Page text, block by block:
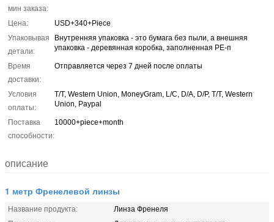
мин заказа:
Цена:
USD+340+Piece
Упаковывая
детали:
Внутренняя упаковка - это бумага без пыли, а внешняя
упаковка - деревянная коробка, заполненная PE-п
Время
доставки:
Отправляется через 7 дней после оплаты
Условия
оплаты:
T/T, Western Union, MoneyGram, L/C, D/A, D/P, T/T, Western
Union, Paypal
Поставка
способности:
10000+piece+month
описание
1 метр Френелевой линзы
Название продукта:
Линза Френеля